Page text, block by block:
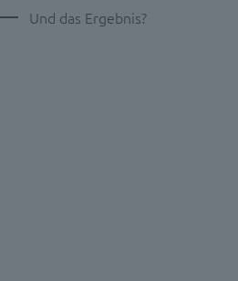
Und das Ergebnis?